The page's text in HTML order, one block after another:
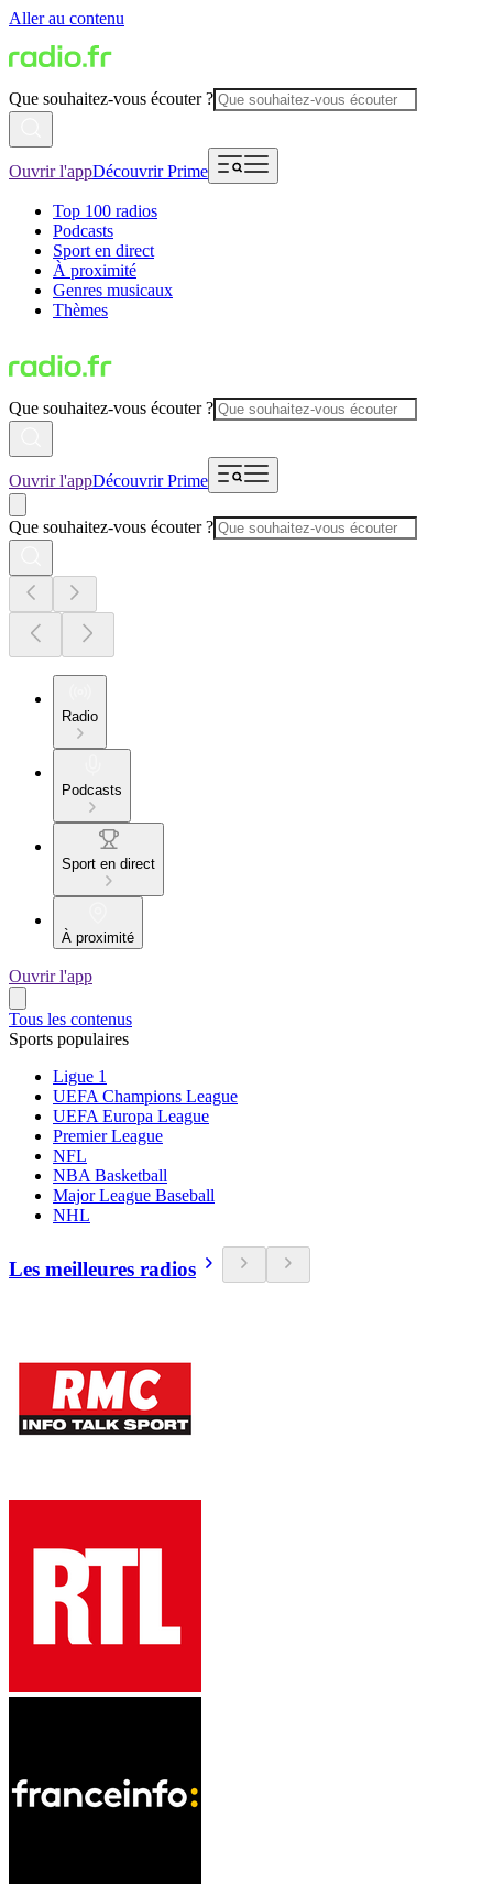
Aller au contenu
Que souhaitez-vous écouter ?
Ouvrir l'appDécouvrir Prime
Top 100 radios
Podcasts
Sport en direct
À proximité
Genres musicaux
Thèmes
Que souhaitez-vous écouter ?
Ouvrir l'appDécouvrir Prime
Que souhaitez-vous écouter ?
Radio
Podcasts
Sport en direct
À proximité
Ouvrir l'app
Tous les contenus
Sports populaires
Ligue 1
UEFA Champions League
UEFA Europa League
Premier League
NFL
NBA Basketball
Major League Baseball
NHL
Les meilleures radios